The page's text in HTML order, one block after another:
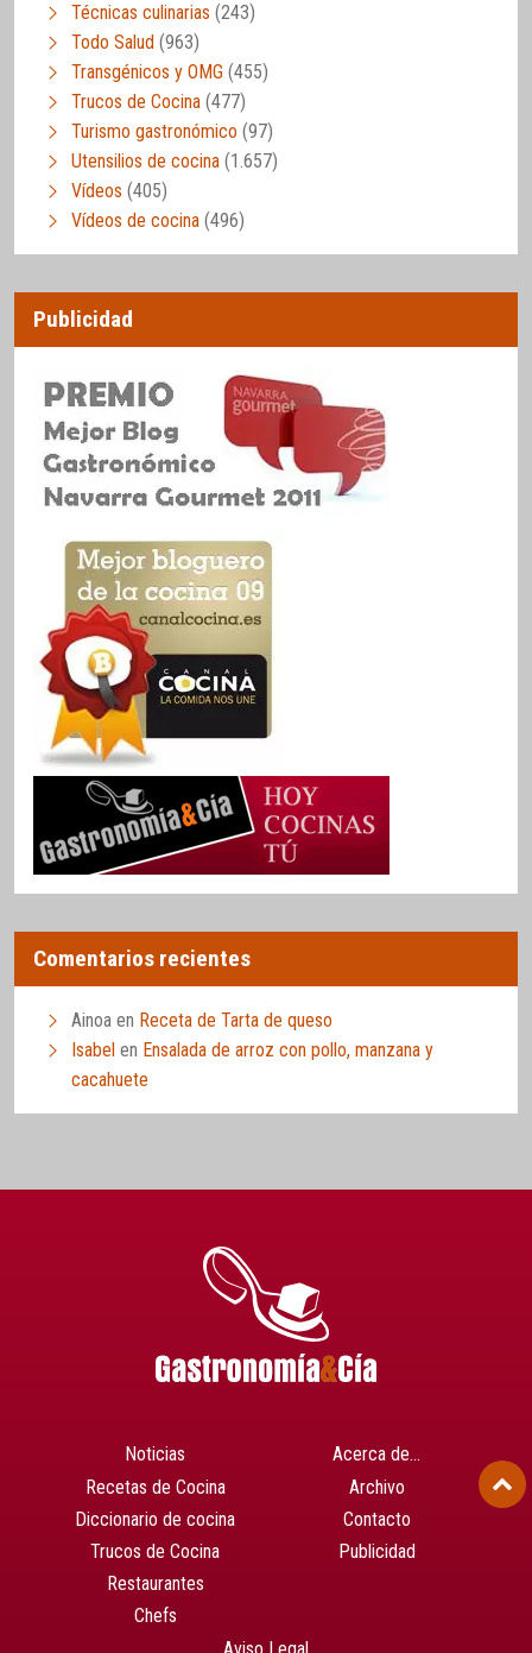
Técnicas culinarias (243)
Todo Salud (963)
Transgénicos y OMG (455)
Trucos de Cocina (477)
Turismo gastronómico (97)
Utensilios de cocina (1.657)
Vídeos (405)
Vídeos de cocina (496)
Publicidad
Comentarios recientes
Ainoa en Receta de Tarta de queso
Isabel en Ensalada de arroz con pollo, manzana y
cacahuete
Noticias
Recetas de Cocina
Diccionario de cocina
Trucos de Cocina
Restaurantes
Chefs
Acerca de…
Archivo
Contacto
Publicidad